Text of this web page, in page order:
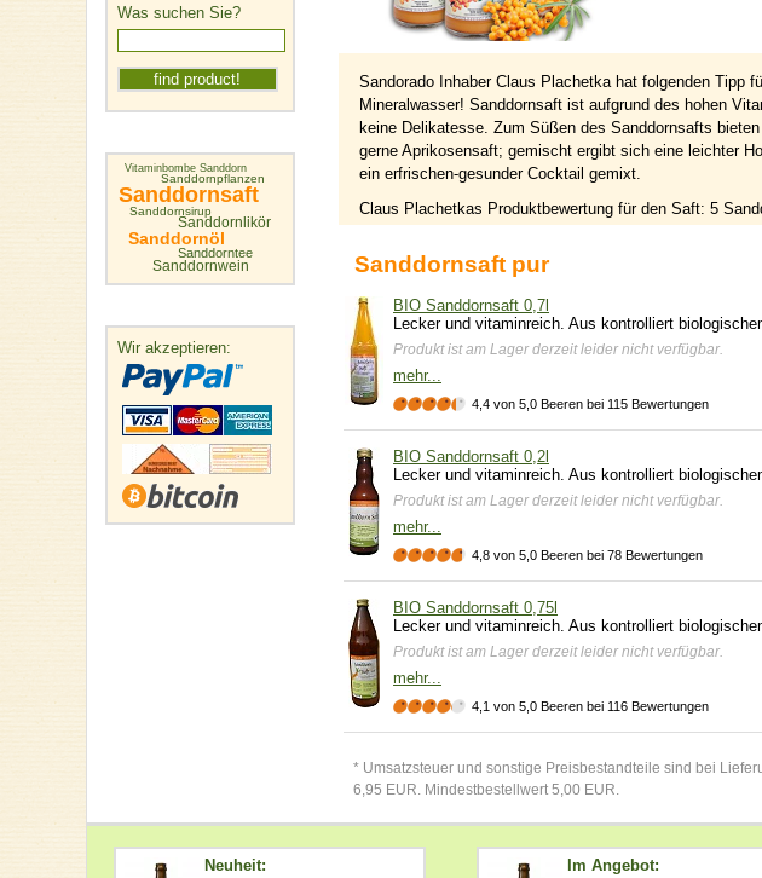
Was suchen Sie?
Vitaminbombe Sanddorn
Sanddornpflanzen
Sanddornsaft
Sanddornsirup
Sanddornlikör
Sanddornöl
Sanddorntee
Sanddornwein
Wir akzeptieren:
Sandorado Inhaber Claus Plachetkahat folgenden Tipp
Mineralwasser! Sanddornsaft ist aufgrund des hohen
keine Delikatesse. Zum Süßen des Sanddornsafts
gerne Aprikosensaft; gemischt ergibt sich eine leichter
ein erfrischen-gesunder Cocktail gemixt.
Claus Plachetkas Produktbewertung für den Saft: 5
Sanddornsaft pur
BIO Sanddornsaft 0,7l
Lecker und vitaminreich. Aus kontrolliert
Produkt ist am Lager derzeit leider nicht verfügbar.
mehr...
4,4 von 5,0 Beeren bei 115 Bewertungen
BIO Sanddornsaft 0,2l
Lecker und vitaminreich. Aus kontrolliert
Produkt ist am Lager derzeit leider nicht verfügbar.
mehr...
4,8 von 5,0 Beeren bei 78 Bewertungen
BIO Sanddornsaft 0,75l
Lecker und vitaminreich. Aus kontrolliert
Produkt ist am Lager derzeit leider nicht verfügbar.
mehr...
4,1 von 5,0 Beeren bei 116 Bewertungen
* Umsatzsteuer und sonstige Preisbestandteile sind bei
6,95 EUR. Mindestbestellwert 5,00 EUR.
Neuheit: Im Angebot: